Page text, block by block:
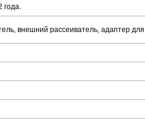
года.
внешний рассеиватель, адаптер